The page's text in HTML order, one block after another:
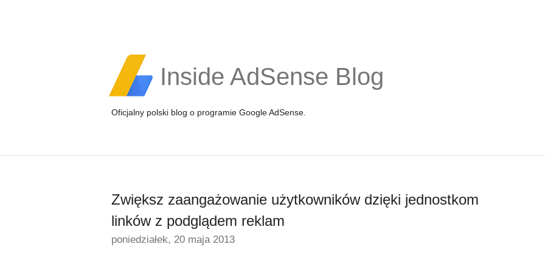
Inside AdSense Blog
Oficjalny polski blog o programie Google AdSense.
Zwiększ zaangażowanie użytkowników dzięki jednostkom
linków z podglądem reklam
poniedziałek, 20 maja 2013